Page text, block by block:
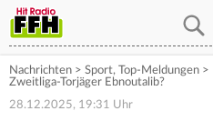
Nachrichten > Sport, Top-Meldungen >
Zweitliga-Torjäger Ebnoutalib?
28.12.2025, 19:31 Uhr